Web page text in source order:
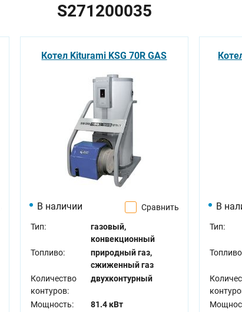
S271200035
Котел Kiturami KSG 70R GAS
В наличии Сравнить
Тип:
газовый,
конвекционный
Топливо:
природный газ,
сжиженный газ
Количество
контуров:
двухконтурный
Мощность:
81.4 кВт
В
Тип: